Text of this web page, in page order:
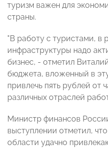
туризм важен для
страны.
"В работу с туристами, в
инфраструктуры надо
бизнес, - отметил
бюджета, вложенный в
привлечь пять рублей от
различных отраслей
Министр финансов
выступлении отметил,
области удачно